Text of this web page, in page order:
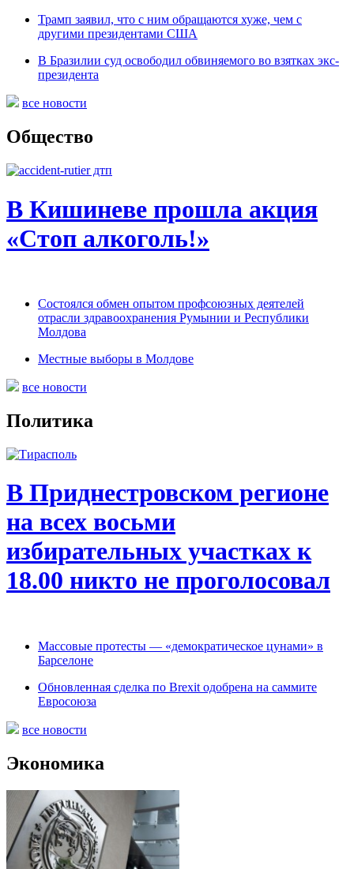
Трамп заявил, что с ним обращаются хуже, чем с
другими президентами США
В Бразилии суд освободил обвиняемого во взятках экс-
президента
все новости
Общество
В Кишиневе прошла акция
«Стоп алкоголь!»
Состоялся обмен опытом профсоюзных деятелей
отрасли здравоохранения Румынии и Республики
Молдова
Местные выборы в Молдове
все новости
Политика
В Приднестровском регионе
на всех восьми
избирательных участках к
18.00 никто не проголосовал
Массовые протесты — «демократическое цунами» в
Барселоне
Обновленная сделка по Brexit одобрена на саммите
Евросоюза
все новости
Экономика